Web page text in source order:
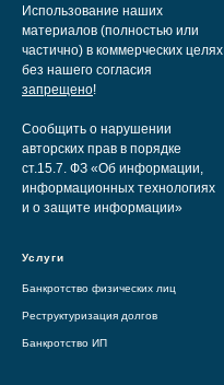
Использование наших
материалов (полностью или
частично) в коммерческих целях
без нашего согласия
запрещено!
Сообщить о нарушении
авторских прав в порядке
ст.15.7. ФЗ «Об информации,
информационных технологиях
и о защите информации»
Услуги
Банкротство физических лиц
Реструктуризация долгов
Банкротство ИП